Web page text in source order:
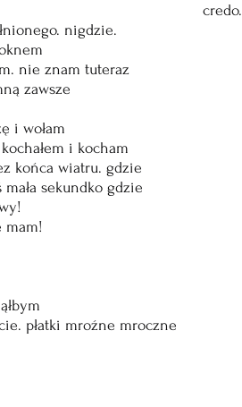
nigdzie.
nie znam tuteraz
zawsze
i wołam
i kocham
końca wiatru. gdzie
sekundko gdzie
mam!
płatki mroźne mroczne